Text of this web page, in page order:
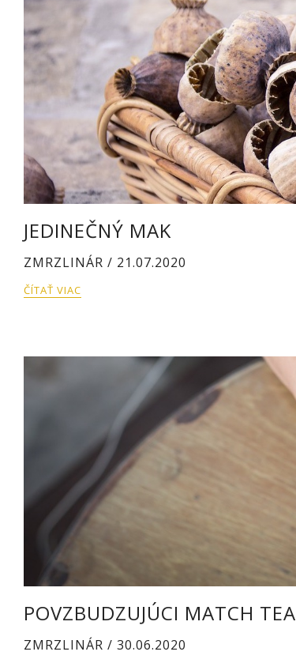
JEDINEČNÝ MAK
ZMRZLINÁR / 21.07.2020
ČÍTAŤ VIAC
POVZBUDZUJÚCI MATCH TEA
ZMRZLINÁR / 30.06.2020